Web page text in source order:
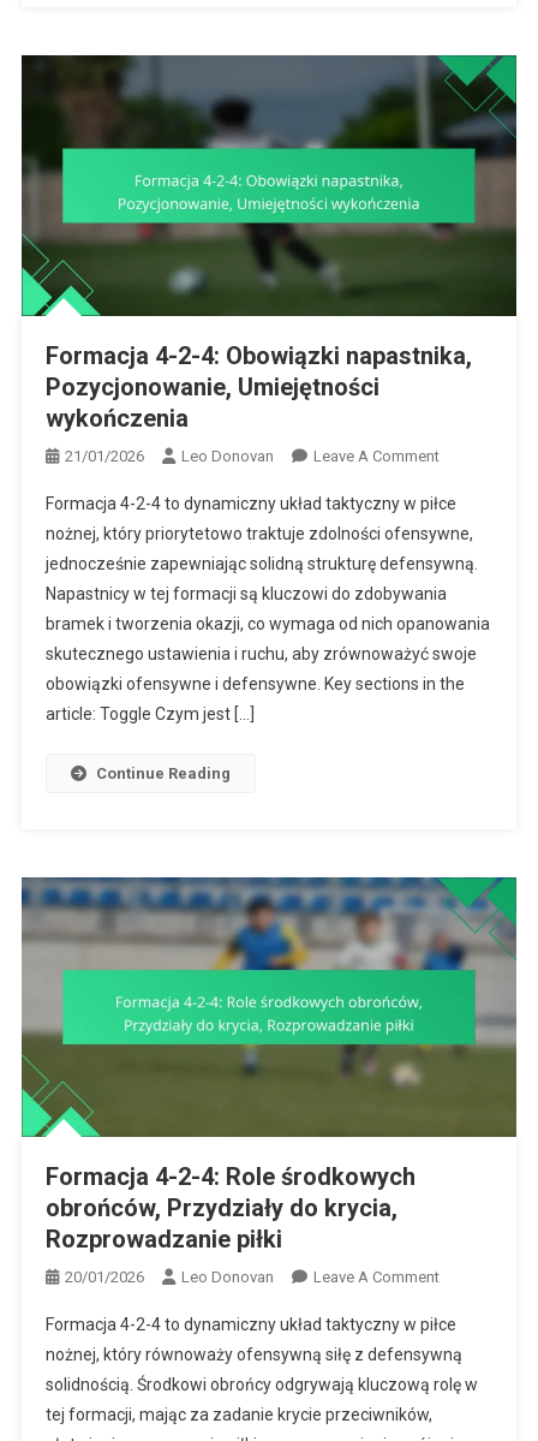
Formacja 4-2-4: Obowiązki napastnika,
Pozycjonowanie, Umiejętności
wykończenia
21/01/2026 Leo Donovan Leave A CommentOn
4-
2-
4:
Obowiązki
Napastnika,
Umiejętności
Formacja 4-2-4 to dynamiczny układ taktyczny w piłce
nożnej, który priorytetowo traktuje zdolności ofensywne,
jednocześnie zapewniając solidną strukturę defensywną.
Napastnicy w tej formacji są kluczowi do zdobywania
bramek i tworzenia okazji, co wymaga od nich opanowania
skutecznego ustawienia i ruchu, aby zrównoważyć swoje
obowiązki ofensywne i defensywne. Key sections in the
article: Toggle Czym jest […]
Continue Reading
Formacja 4-2-4: Role środkowych
obrońców, Przydziały do krycia,
Rozprowadzanie piłki
20/01/2026 Leo Donovan Leave A CommentOn
4-
2-
4:
Formacja 4-2-4 to dynamiczny układ taktyczny w piłce
nożnej, który równoważy ofensywną siłę z defensywną
solidnością. Środkowi obrońcy odgrywają kluczową rolę w
tej formacji, mając za zadanie krycie przeciwników,